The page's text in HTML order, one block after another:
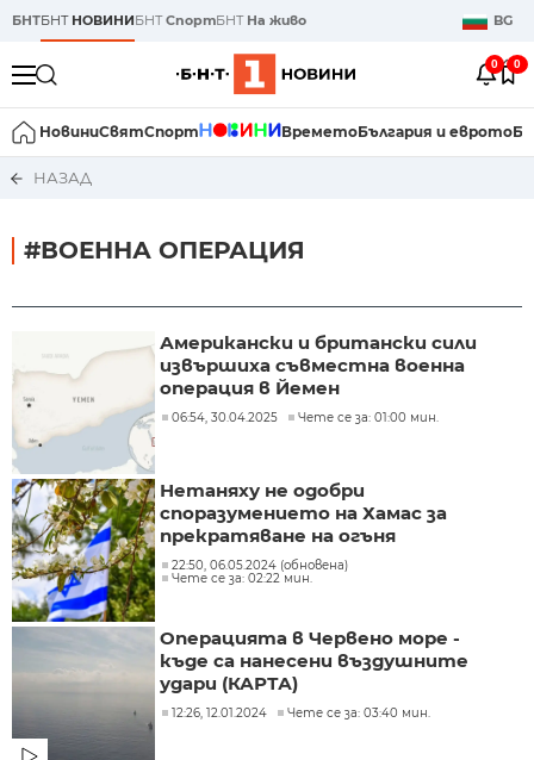
БНТБНТ НОВИНИБНТСпортБНТ На живо BG
0 0
НовиниСвятСпорт ВреметоБългария и еврото
НАЗАД
#ВОЕННА ОПЕРАЦИЯ
Американски и британски сили
извършиха съвместна военна
операция в Йемен
06:54, 30.04.2025 Чете се за: 01:00 мин.
Нетаняху не одобри
споразумението на Хамас за
прекратяване на огъня
22:50, 06.05.2024 (обновена)
Чете се за: 02:22 мин.
Операцията в Червено море -
къде са нанесени въздушните
удари (КАРТА)
12:26, 12.01.2024 Чете се за: 03:40 мин.